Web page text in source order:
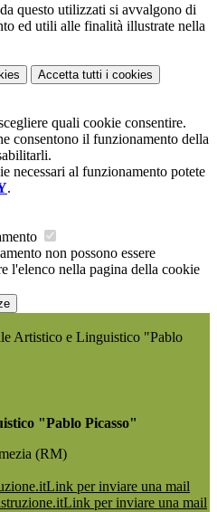
questo utilizzati si avvalgono di
ed utili alle finalità illustrate nella
Accetta tutti i cookies
quali cookie consentire.
consentono il funzionamento della
necessari al funzionamento potete
.
non possono essere
l'elenco nella pagina della cookie
Artistico e Linguistico "Pablo
"Pablo Picasso"
(RM)
Link per inviare una mail
Link per inviare una mail